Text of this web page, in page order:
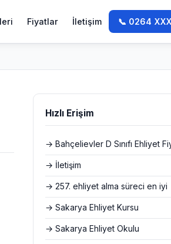
Fiyatlar İletişim 📞 0264
Hızlı Erişim
→ Bahçelievler D Sınıfı Ehliyet
→ İletişim
→ 257. ehliyet alma süreci en iyi
→ Sakarya Ehliyet Kursu
→ Sakarya Ehliyet Okulu